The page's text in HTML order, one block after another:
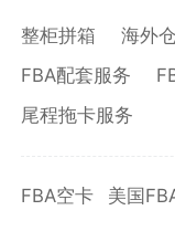
整柜拼箱 海外仓
FBA配套服务
尾程拖卡服务
FBA空卡 美国